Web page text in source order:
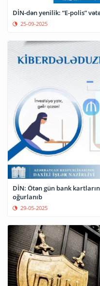
DİN-dən yenilik: “E-polis”
25-09-2025
DİN: Ötən gün bank
oğurlanıb
29-05-2025